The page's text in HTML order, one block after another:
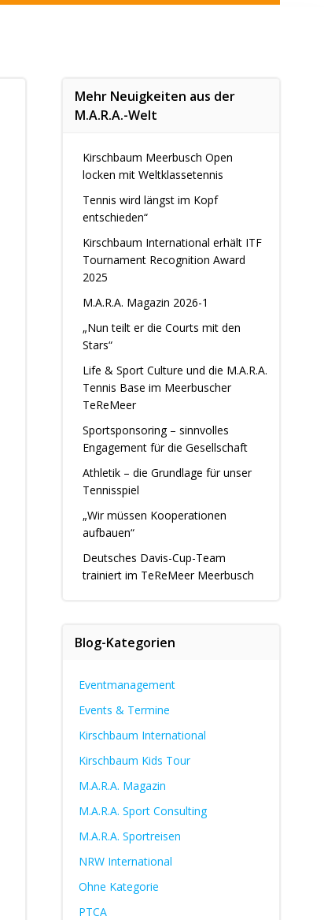
Mehr Neuigkeiten aus der
M.A.R.A.-Welt
Kirschbaum Meerbusch Open
locken mit Weltklassetennis
Tennis wird längst im Kopf
entschieden“
Kirschbaum International erhält ITF
Tournament Recognition Award
2025
M.A.R.A. Magazin 2026-1
„Nun teilt er die Courts mit den
Stars“
Life & Sport Culture und die M.A.R.A.
Tennis Base im Meerbuscher
TeReMeer
Sportsponsoring – sinnvolles
Engagement für die Gesellschaft
Athletik – die Grundlage für unser
Tennisspiel
„Wir müssen Kooperationen
aufbauen“
Deutsches Davis-Cup-Team
trainiert im TeReMeer Meerbusch
Blog-Kategorien
Eventmanagement
Events & Termine
Kirschbaum International
Kirschbaum Kids Tour
M.A.R.A. Magazin
M.A.R.A. Sport Consulting
M.A.R.A. Sportreisen
NRW International
Ohne Kategorie
PTCA